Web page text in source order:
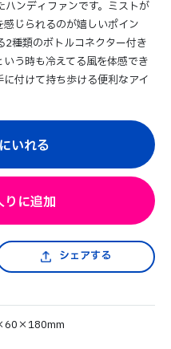
ンディファンです。ミストが
じられるのが嬉しいポイン
2種類のボトルコネクター付き
う時も冷えてる風を体感でき
付けて持ち歩ける便利なアイ
いれる
りに追加
シェアする